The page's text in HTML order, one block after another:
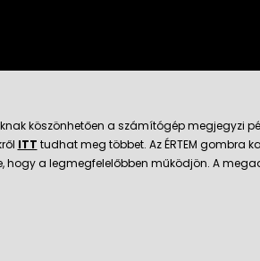
kereskedő
köszönhetően a számítógép megjegyzi
ITT tudhat meg többet. Az ÉRTEM gombra
hogy a legmegfelelőbben működjön. A